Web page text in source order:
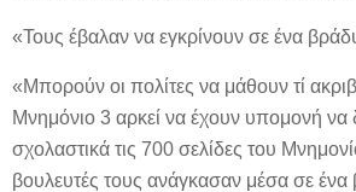
«Τους έβαλαν να εγκρίνουν σε ένα
«Μπορούν οι πολίτες να μάθουν τί
Μνημόνιο 3 αρκεί να έχουν υπομονή να
σχολαστικά τις 700 σελίδες του
βουλευτές τους ανάγκασαν μέσα σε